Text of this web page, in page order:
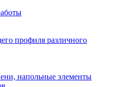
профиля различного
напольные элементы